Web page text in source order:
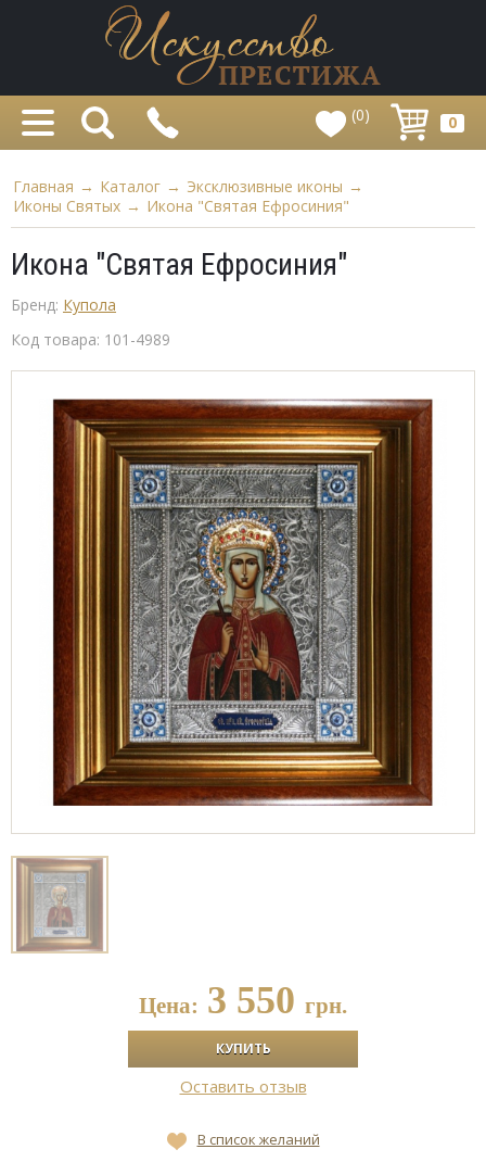
(0) 0
Главная → Каталог → Эксклюзивные иконы →
Иконы Святых → Икона "Святая Ефросиния"
Икона "Святая Ефросиния"
Бренд: Купола
Код товара: 101-4989
Цена: 3 550 грн.
Оставить отзыв
В список желаний